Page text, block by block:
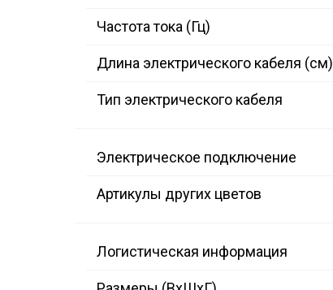
Частота тока (Гц)
Длина электрического кабеля (см)
Тип электрического кабеля
Электрическое подключение
Артикулы других цветов
Логистическая информация